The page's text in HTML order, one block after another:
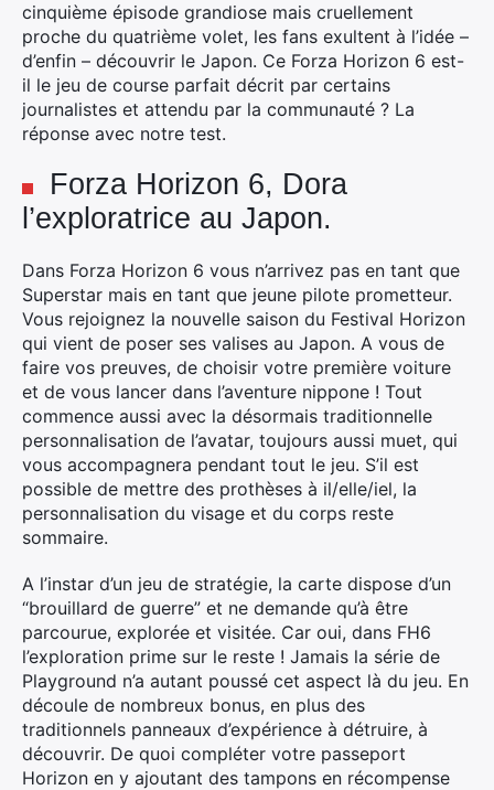
cinquième épisode grandiose mais cruellement
proche du quatrième volet, les fans exultent à l’idée –
d’enfin – découvrir le Japon. Ce Forza Horizon 6 est-
il le jeu de course parfait décrit par certains
journalistes et attendu par la communauté ? La
réponse avec notre test.
Forza Horizon 6, Dora
l’exploratrice au Japon.
Dans Forza Horizon 6 vous n’arrivez pas en tant que
Superstar mais en tant que jeune pilote prometteur.
Vous rejoignez la nouvelle saison du Festival Horizon
qui vient de poser ses valises au Japon. A vous de
faire vos preuves, de choisir votre première voiture
et de vous lancer dans l’aventure nippone ! Tout
commence aussi avec la désormais traditionnelle
personnalisation de l’avatar, toujours aussi muet, qui
vous accompagnera pendant tout le jeu. S’il est
possible de mettre des prothèses à il/elle/iel, la
personnalisation du visage et du corps reste
sommaire.
A l’instar d’un jeu de stratégie, la carte dispose d’un
“brouillard de guerre” et ne demande qu’à être
parcourue, explorée et visitée. Car oui, dans FH6
l’exploration prime sur le reste ! Jamais la série de
Playground n’a autant poussé cet aspect là du jeu. En
découle de nombreux bonus, en plus des
traditionnels panneaux d’expérience à détruire, à
découvrir. De quoi compléter votre passeport
Horizon en y ajoutant des tampons en récompense